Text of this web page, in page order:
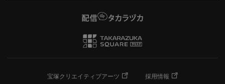
宝塚クリエイティブアーツ
採用情報